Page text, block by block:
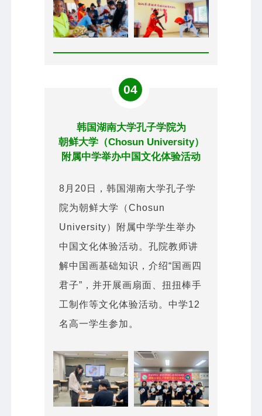
04
韩国湖南大学孔子学院为
朝鲜大学（Chosun University）
附属中学举办中国文化体验活动
8月20日，韩国湖南大学孔子学
院为朝鲜大学（Chosun
University）附属中学学生举办
中国文化体验活动。孔院教师讲
解中国画基础知识，介绍“国画四
君子”，并开展画扇面、扭扭棒手
工制作等文化体验活动。中学12
名高一学生参加。